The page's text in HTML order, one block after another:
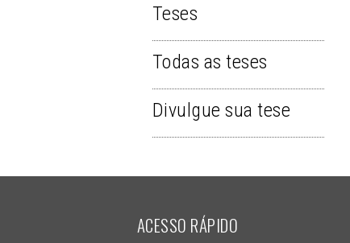
TESES
Teses
Todas as teses
Divulgue sua tese
ACESSO RÁPIDO